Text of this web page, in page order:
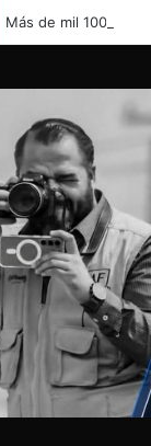
Más de mil 100